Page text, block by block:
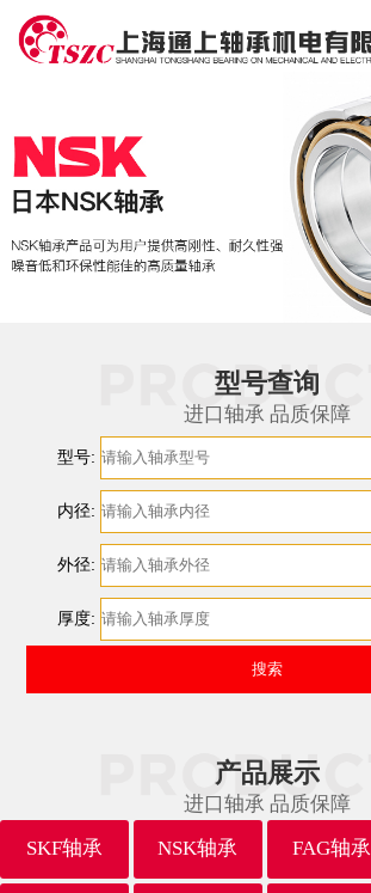
型号查询
进口轴承 品质保障
型号:
内径:
外径:
厚度:
产品展示
进口轴承 品质保障
SKF轴承
NSK轴承 FAG轴承